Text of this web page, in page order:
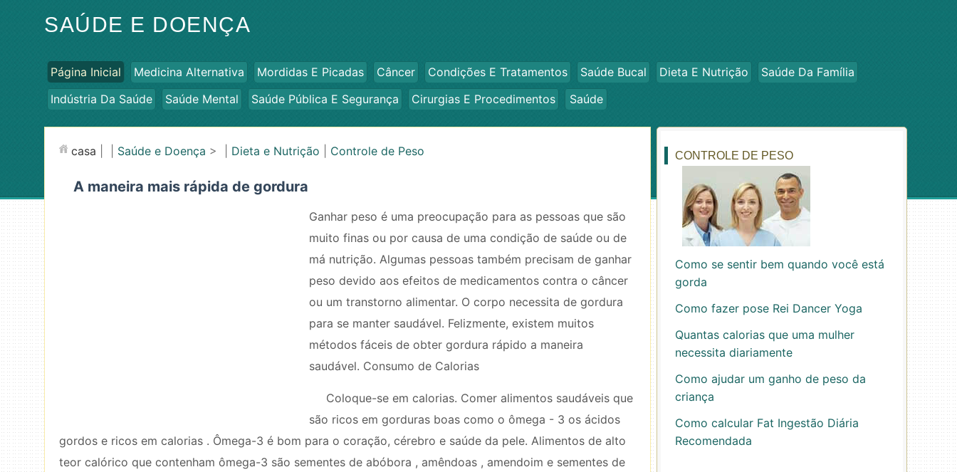
SAÚDE E DOENÇA
Página Inicial Medicina Alternativa Mordidas E Picadas Câncer Condições E Tratamentos Saúde Bucal Dieta E Nutrição
Saúde Da Família
Indústria Da Saúde
Saúde Mental Saúde Pública E Segurança Cirurgias E Procedimentos Saúde
casa Saúde e Doença > | Dieta e Nutrição Controle de Peso
A maneira mais rápida de gordura
Ganhar peso é uma preocupação para as pessoas que são
muito finas ou por causa de uma condição de saúde ou de
má nutrição. Algumas pessoas também precisam de ganhar
peso devido aos efeitos de medicamentos contra o câncer
ou um transtorno alimentar. O corpo necessita de gordura
para se manter saudável. Felizmente, existem muitos
métodos fáceis de obter gordura rápido a maneira
saudável. Consumo de Calorias
Coloque-se em calorias. Comer alimentos saudáveis ​​que
são ricos em gorduras boas como o ômega - 3 os ácidos
gordos e ricos em calorias . Ômega-3 é bom para o coração, cérebro e saúde da pele. Alimentos de alto
teor calórico que contenham ômega-3 são sementes de abóbora , amêndoas , amendoim e sementes de
CONTROLE DE PESO
Como se sentir bem quando você está
gorda
Como fazer pose Rei Dancer Yoga
Quantas calorias que uma mulher
necessita diariamente
Como ajudar um ganho de peso da
criança
Como calcular Fat Ingestão Diária
Recomendada